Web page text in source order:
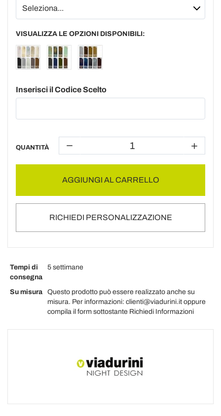
VISUALIZZA LE OPZIONI DISPONIBILI:
Inserisci il Codice Scelto
QUANTITÀ
AGGIUNGI AL CARRELLO
RICHIEDI PERSONALIZZAZIONE
Tempi di
consegna
5 settimane
Su misura
Questo prodotto può essere realizzato anche su
misura. Per informazioni: clienti@viadurini.it oppure
compila il form sottostante Richiedi Informazioni